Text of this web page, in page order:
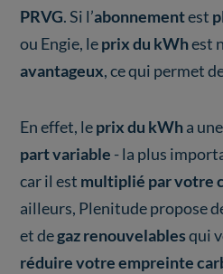
PRVG. Si l’abonnementest
ou Engie, leprix du kWhest
avantageux, ce qui permet
En effet, leprix du kWha
part variable - la plus
car il est multiplié par votre
ailleurs, Plenitude propose
et degaz renouvelablesqui
réduire votre empreinte